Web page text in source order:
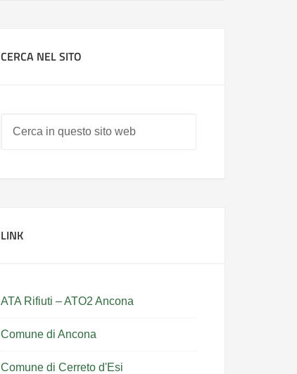
CERCA NEL SITO
LINK
ATA Rifiuti – ATO2 Ancona
Comune di Ancona
Comune di Cerreto d'Esi